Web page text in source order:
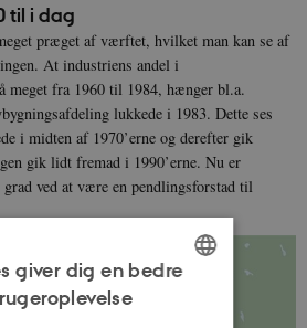
til i dag
præget af værftet, hvilket man kan se af
At industriens andel i
meget fra 1960 til 1984, hænger bl.a.
lukkede i 1983. Dette ses
i midten af 1970’erne og derefter gik
gik lidt fremad i 1990’erne. Nu er
ved at være en pendlingsforstad til
giver dig en bedre